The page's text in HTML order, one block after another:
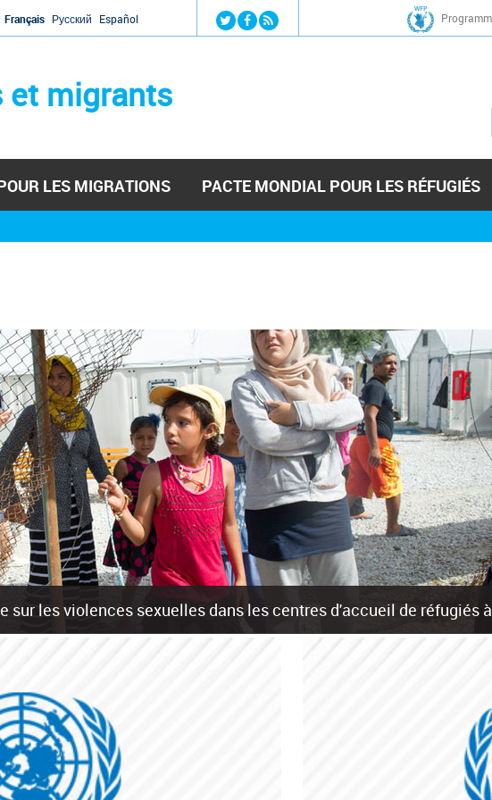
Jump to navigation
Français Русский Español
et migrants
LES MIGRATIONS PACTE MONDIAL POUR LES RÉFUGIÉS
sur les violences sexuelles dans les centres d'accueil de réfugiés
réfugiés et migrants sur les îles grecques est source de violences et de harcèlement